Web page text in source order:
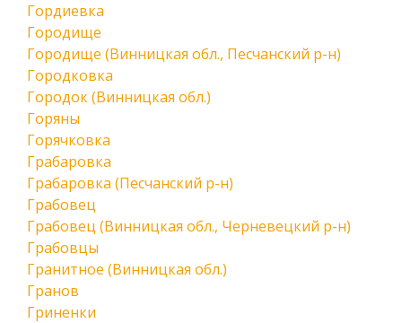
Гордиевка
Городище
Городище (Винницкая обл., Песчанский р-н)
Городковка
Городок (Винницкая обл.)
Горяны
Горячковка
Грабаровка
Грабаровка (Песчанский р-н)
Грабовец
Грабовец (Винницкая обл., Черневецкий р-н)
Грабовцы
Гранитное (Винницкая обл.)
Гранов
Гриненки